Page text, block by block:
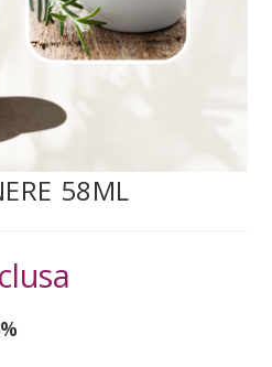
58ML